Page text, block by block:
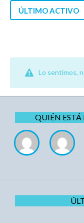
ÚLTIMO ACTIVO
Lo sentimos,
QUIÉN ESTÁ